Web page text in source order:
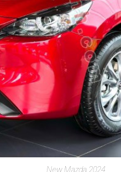
New Mazda 2024